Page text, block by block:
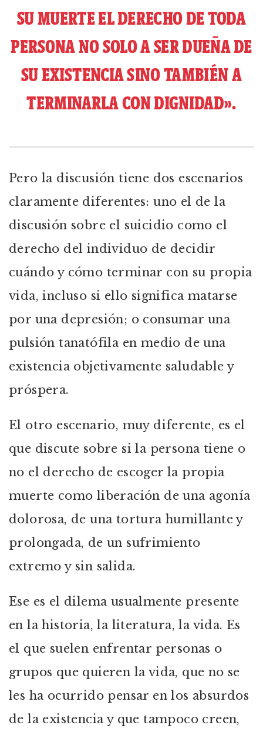
SU MUERTE EL DERECHO DE TODA
PERSONA NO SOLO A SER DUEÑA DE
SU EXISTENCIA SINO TAMBIÉN A
TERMINARLA CON DIGNIDAD».
Pero la discusión tiene dos escenarios
claramente diferentes: uno el de la
discusión sobre el suicidio como el
derecho del individuo de decidir
cuándo y cómo terminar con su propia
vida, incluso si ello significa matarse
por una depresión; o consumar una
pulsión tanatófila en medio de una
existencia objetivamente saludable y
próspera.
El otro escenario, muy diferente, es el
que discute sobre si la persona tiene o
no el derecho de escoger la propia
muerte como liberación de una agonía
dolorosa, de una tortura humillante y
prolongada, de un sufrimiento
extremo y sin salida.
Ese es el dilema usualmente presente
en la historia, la literatura, la vida. Es
el que suelen enfrentar personas o
grupos que quieren la vida, que no se
les ha ocurrido pensar en los absurdos
de la existencia y que tampoco creen,